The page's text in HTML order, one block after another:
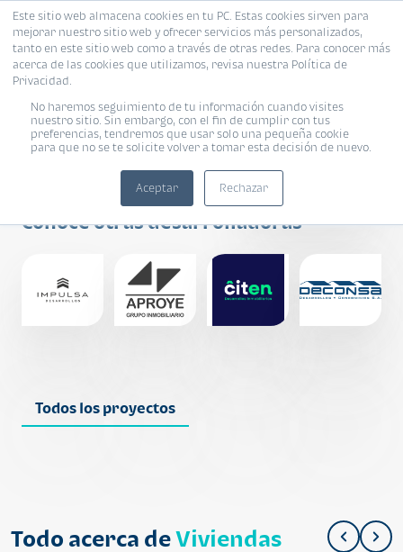
Este sitio web almacena cookies en tu PC. Estas cookies sirven para
mejorar nuestro sitio web y ofrecer servicios más personalizados,
tanto en este sitio web como a través de otras redes. Para conocer más
acerca de las cookies que utilizamos, revisa nuestra Política de
Privacidad.
No haremos seguimiento de tu información cuando visites
nuestro sitio. Sin embargo, con el fin de cumplir con tus
preferencias, tendremos que usar solo una pequeña cookie
para que no se te solicite volver a tomar esta decisión de nuevo.
Aceptar Rechazar
Grupo UB
Conoce otras desarrolladoras
Todos los proyectos
Todo acerca deViviendas